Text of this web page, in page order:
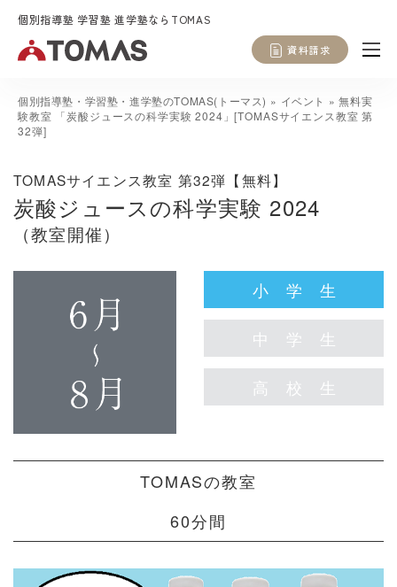
個別指導塾 学習塾 進学塾ならTOMAS
資料請求
個別指導塾・学習塾・進学塾のTOMAS(トーマス) » イベント »無料実
験教室 「炭酸ジュースの科学実験 2024」[TOMASサイエンス教室 第
32弾]
TOMASサイエンス教室 第32弾【無料】
炭酸ジュースの科学実験 2024
（教室開催）
小学生
中学生
高校生
TOMASの教室
60分間